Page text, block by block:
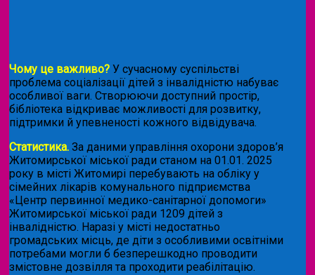
Чому це важливо? У сучасному суспільстві
проблема соціалізації дітей з інвалідністю набуває
особливої ваги. Створюючи доступний простір,
бібліотека відкриває можливості для розвитку,
підтримки й упевненості кожного відвідувача.
Статистика. За даними управління охорони здоров’я
Житомирської міської ради станом на 01.01. 2025
року в місті Житомирі перебувають на обліку у
сімейних лікарів комунального підприємства
«Центр первинної медико-санітарної допомоги»
Житомирської міської ради 1209 дітей з
інвалідністю. Наразі у місті недостатньо
громадських місць, де діти з особливими освітніми
потребами могли б безперешкодно проводити
змістовне дозвілля та проходити реабілітацію.